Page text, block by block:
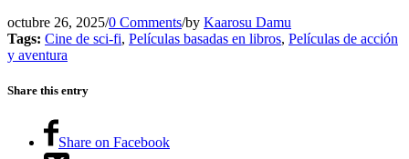
octubre 26, 2025/0 Comments/by Kaarosu Damu
Tags: Cine de sci-fi, Películas basadas en libros, Películas de acción
y aventura
Share this entry
Share on Facebook